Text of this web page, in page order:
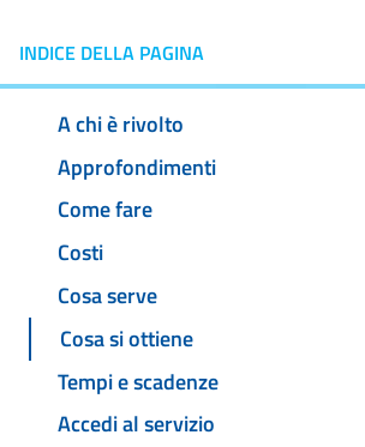
INDICE DELLA PAGINA
A chi è rivolto
Approfondimenti
Come fare
Costi
Cosa serve
Cosa si ottiene
Tempi e scadenze
Accedi al servizio